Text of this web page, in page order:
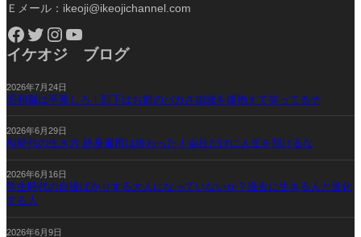
Ｅメール：ikeoji@ikeojichannel.com
Facebook Twitter Instagram YouTube
イケオジ ブログ
2026年7月24日
昭和脳は卒業しろ！部下はお前のバカさ加減を腹抱えて笑ってるぞ
2026年6月29日
AI時代の生き方 終身雇用は終わった！会社だけに人生を預けるな
2026年6月16日
学生時代の自慢ばかりする大人になっていないか？過去に生きる人と進化
する人
2026年6月9日